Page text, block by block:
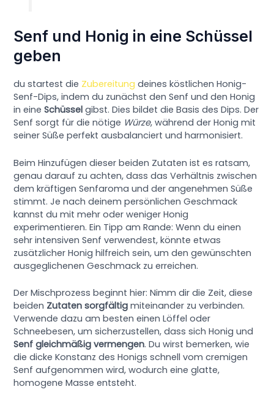
Senf und Honig in eine Schüssel
geben
du startest die Zubereitung deines köstlichen Honig-
Senf-Dips, indem du zunächst den Senf und den Honig
in eineSchüssel gibst. Dies bildet die Basis des Dips. Der
Senf sorgt für die nötige Würze, während der Honig mit
seiner Süße perfekt ausbalanciert und harmonisiert.
Beim Hinzufügen dieser beiden Zutaten ist es ratsam,
genau darauf zu achten, dass das Verhältnis zwischen
dem kräftigen Senfaroma und der angenehmen Süße
stimmt. Je nach deinem persönlichen Geschmack
kannst du mit mehr oder weniger Honig
experimentieren. Ein Tipp am Rande: Wenn du einen
sehr intensiven Senf verwendest, könnte etwas
zusätzlicher Honig hilfreich sein, um den gewünschten
ausgeglichenen Geschmack zu erreichen.
Der Mischprozess beginnt hier: Nimm dir die Zeit, diese
beiden Zutaten sorgfältig miteinander zu verbinden.
Verwende dazu am besten einen Löffel oder
Schneebesen, um sicherzustellen, dass sich Honig und
Senf gleichmäßig vermengen. Du wirst bemerken, wie
die dicke Konstanz des Honigs schnell vom cremigen
Senf aufgenommen wird, wodurch eine glatte,
homogene Masse entsteht.